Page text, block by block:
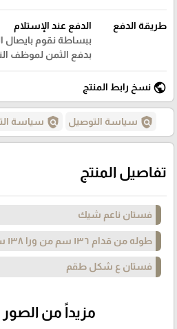
طريقة الدفع
الدفع عند الإستلام
ببساطة نقوم بايصال
بدفع الثمن لموظف
public نسخ رابط المنتج
policy سياسة التوصيل policy سياسة
تفاصيل المنتج
فستان ناعم شيك
طوله من قدام ١٣٦ سم من ورا ١٣٨ سم
فستان ع شكل طقم
مزيداً من الصور